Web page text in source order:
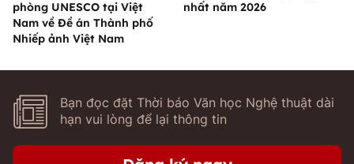
phòng UNESCO tại Việt
Nam về Đề án Thành phố
Nhiếp ảnh Việt Nam
nhất năm 2026
Bạn đọc đặt Thời báo Văn học Nghệ thuật dài
hạn vui lòng để lại thông tin